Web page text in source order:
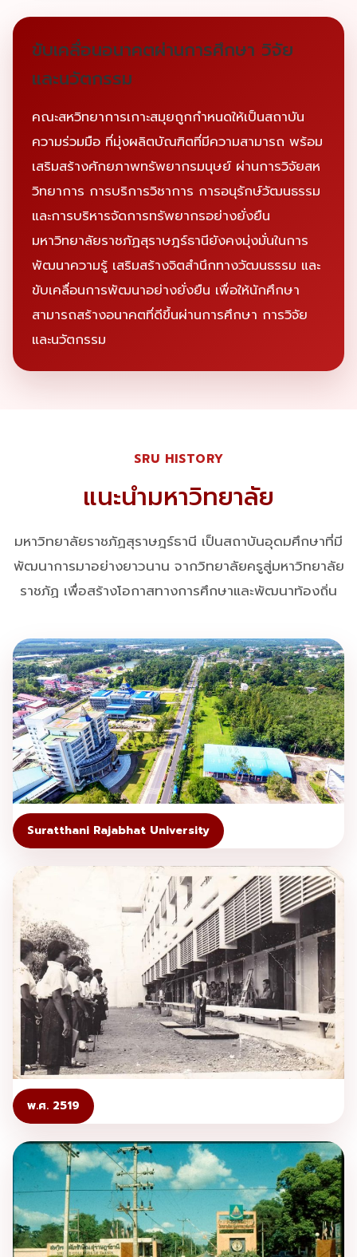
ขับเคลื่อนอนาคตผ่านการศึกษา วิจัย
และนวัตกรรม
คณะสหวิทยาการเกาะสมุยถูกกำหนดให้เป็นสถาบัน
ความร่วมมือ ที่มุ่งผลิตบัณฑิตที่มีความสามารถ พร้อม
เสริมสร้างศักยภาพทรัพยากรมนุษย์ ผ่านการวิจัยสห
วิทยาการ การบริการวิชาการ การอนุรักษ์วัฒนธรรม
และการบริหารจัดการทรัพยากรอย่างยั่งยืน
มหาวิทยาลัยราชภัฏสุราษฎร์ธานียังคงมุ่งมั่นในการ
พัฒนาความรู้ เสริมสร้างจิตสำนึกทางวัฒนธรรม และ
ขับเคลื่อนการพัฒนาอย่างยั่งยืน เพื่อให้นักศึกษา
สามารถสร้างอนาคตที่ดีขึ้นผ่านการศึกษา การวิจัย
และนวัตกรรม
SRU HISTORY
แนะนำมหาวิทยาลัย
มหาวิทยาลัยราชภัฏสุราษฎร์ธานี เป็นสถาบันอุดมศึกษาที่มี
พัฒนาการมาอย่างยาวนาน จากวิทยาลัยครูสู่มหาวิทยาลัย
ราชภัฏ เพื่อสร้างโอกาสทางการศึกษาและพัฒนาท้องถิ่น
Suratthani Rajabhat University
พ.ศ. 2519